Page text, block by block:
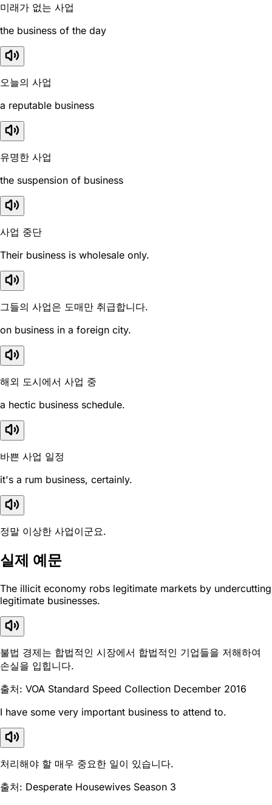
미래가 없는 사업
the business of the day
오늘의 사업
a reputable business
유명한 사업
the suspension of business
사업 중단
Their business is wholesale only.
그들의 사업은 도매만 취급합니다.
on business in a foreign city.
해외 도시에서 사업 중
a hectic business schedule.
바쁜 사업 일정
it's a rum business, certainly.
정말 이상한 사업이군요.
실제 예문
The illicit economy robs legitimate markets by undercutting
legitimate businesses.
불법 경제는 합법적인 시장에서 합법적인 기업들을 저해하여
손실을 입힙니다.
출처: VOA Standard Speed Collection December 2016
I have some very important business to attend to.
처리해야 할 매우 중요한 일이 있습니다.
출처: Desperate Housewives Season 3